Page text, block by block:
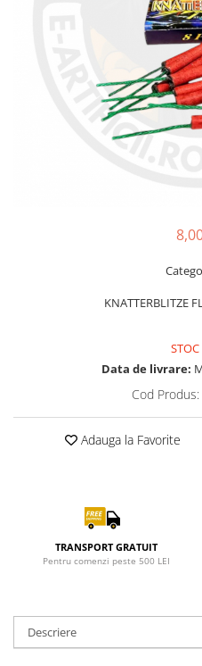
KNATTERBLITZE
Data de livrare:
Cod Produs:
Adauga la Favorite
TRANSPORT GRATUIT
Pentru comenzi peste 500 LEI
Descriere